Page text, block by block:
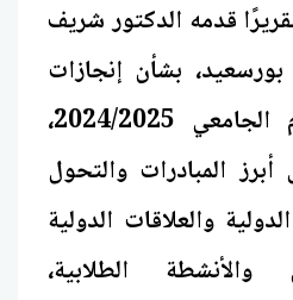
قدمه الدكتور شريف
بشأن إنجازات
الجامعة خلال العام الجامعي 2024/2025،
المبادرات والتحول
والعلاقات الدولية
والأنشطة الطلابية،